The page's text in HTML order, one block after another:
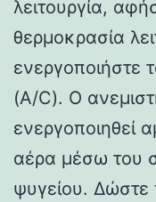
λειτουργία,
θερμοκρασία
ενεργοποιήστε
(A/C). Ο
ενεργοποιηθεί
αέρα μέσω του
ψυγείου. Δώστε